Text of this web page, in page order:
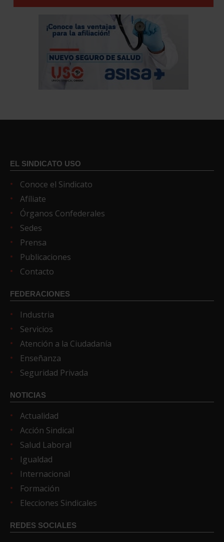
EL SINDICATO USO
Conoce el Sindicato
Afíliate
Órganos Confederales
Sedes
Prensa
Publicaciones
Contacto
FEDERACIONES
Industria
Servicios
Atención a la Ciudadanía
Enseñanza
Seguridad Privada
NOTICIAS
Actualidad
Acción Sindical
Salud Laboral
Igualdad
Internacional
Formación
Elecciones Sindicales
REDES SOCIALES